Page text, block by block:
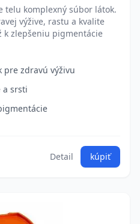
telu komplexný súbor látok.
výžive, rastu a kvalite
k zlepšeniu pigmentácie
pre zdravú výživu
a srsti
Detail kúpiť